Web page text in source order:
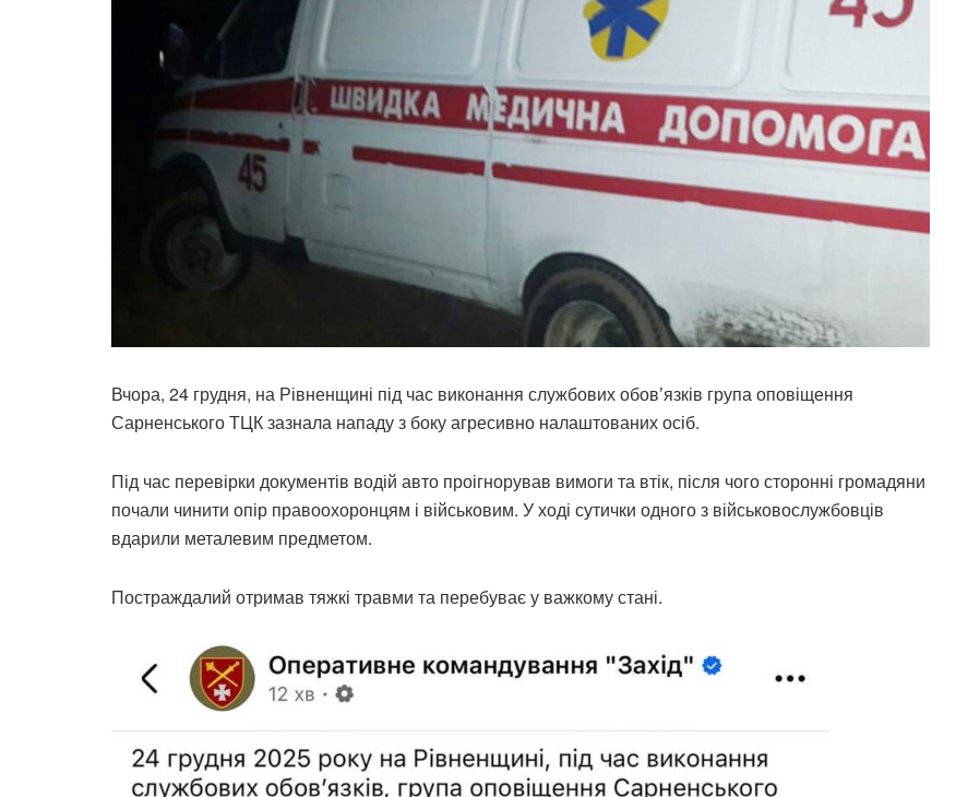
Вчора, 24 грудня, на Рівненщині під час виконання службових обовʼязків група оповіщення
Сарненського ТЦК зазнала нападу з боку агресивно налаштованих осіб.
Під час перевірки документів водій авто проігнорував вимоги та втік, після чого сторонні громадяни
почали чинити опір правоохоронцям і військовим. У ході сутички одного з військовослужбовців
вдарили металевим предметом.
Постраждалий отримав тяжкі травми та перебуває у важкому стані.